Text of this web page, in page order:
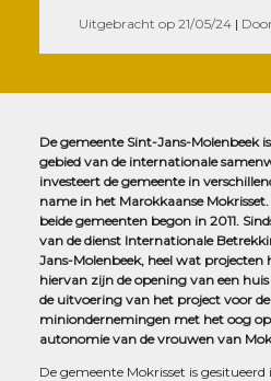
Uitgebracht op 21/05/24 |
De gemeente Sint-Jans-Molenbeek
gebied van de internationale
investeert de gemeente in
name in het Marokkaanse
beide gemeenten begon in 2011.
van de dienst Internationale
Jans-Molenbeek, heel wat projecten
hiervan zijn de opening van een
de uitvoering van het project voor
miniondernemingen met het oog
autonomie van de vrouwen van
De gemeente Mokrisset is